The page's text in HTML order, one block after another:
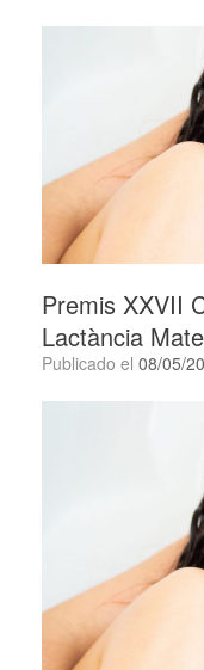
Premis XXVII
Lactància
Publicado el 08/05/